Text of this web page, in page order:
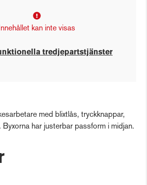
kan inte visas
tredjepartstjänster
med blixtlås, tryckknappar,
Byxorna har justerbar passform i midjan.